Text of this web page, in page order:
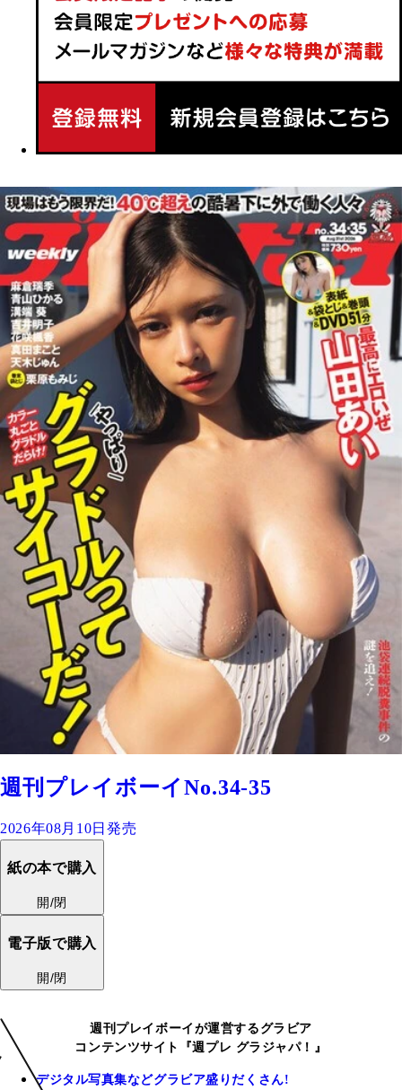
週刊プレイボーイNo.34-35
2026年08月10日発売
紙の本で購入
開/閉
電子版で購入
開/閉
週刊プレイボーイが運営するグラビア
コンテンツサイト『週プレ グラジャパ！』
デジタル写真集などグラビア盛りだくさん!